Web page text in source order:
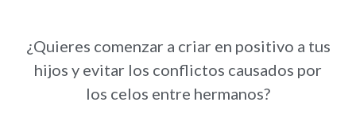
¿Quieres comenzar a criar en positivo a tus
hijos y evitar los conflictos causados por
los celos entre hermanos?